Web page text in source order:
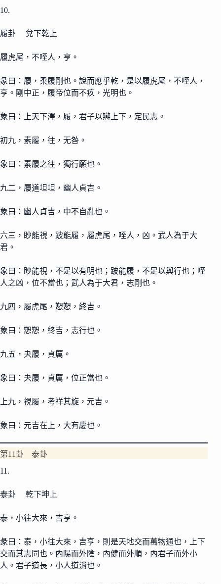
10.
履卦 兌下乾上
履虎尾，不咥人，亨。
彖曰：履，柔履剛也。說而應乎乾，是以履虎尾，不咥人，
亨。剛中正，履帝位而不疚，光明也。
象曰：上天下澤，履，君子以辯上下，定民志。
初九，素履，往，无咎。
象曰：素履之往，獨行願也。
九二，履道坦坦，幽人貞吉。
象曰：幽人貞吉，中不自亂也。
六三，眇能視，跛能履，履虎尾，咥人，凶。武人為于大
君。
象曰：眇能視，不足以有明也；跛能履，不足以與行也；咥
人之凶，位不當也；武人為于大君，志剛也。
九四，履虎尾，愬愬，終吉。
象曰：愬愬，終吉，志行也。
九五，夬履，貞厲。
象曰：夬履，貞厲，位正當也。
上九，視履，考祥其旋，元吉。
象曰：元吉在上，大有慶也。
第11卦 泰卦
11.
泰卦 乾下坤上
泰，小往大來，吉亨。
彖曰：泰，小往大來，吉亨，則是天地交而萬物通也，上下
交而其志同也。內陽而外陰，內健而外順，內君子而外小
人。君子道長，小人道消也。